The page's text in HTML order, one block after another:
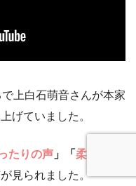
上白石萌音さんが本家
げていました。
たりの声 」「 柔らかく
見られました。